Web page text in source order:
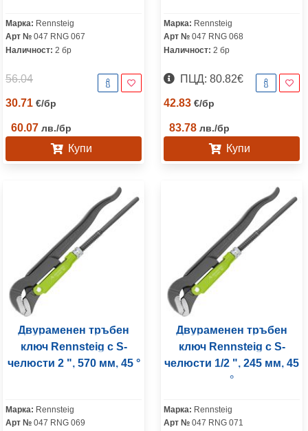
Марка: Rennsteig
Арт № 047 RNG 067
Наличност: 2 бр
56.04
30.71 €/бр
60.07 лв./бр
Купи
Марка: Rennsteig
Арт № 047 RNG 068
Наличност: 2 бр
ПЦД: 80.82€
42.83 €/бр
83.78 лв./бр
Купи
Двураменен тръбен
ключ Rennsteig с S-
челюсти 2 ", 570 мм, 45 °
Марка: Rennsteig
Арт № 047 RNG 069
Двураменен тръбен
ключ Rennsteig с S-
челюсти 1/2 ", 245 мм, 45
°
Марка: Rennsteig
Арт № 047 RNG 071